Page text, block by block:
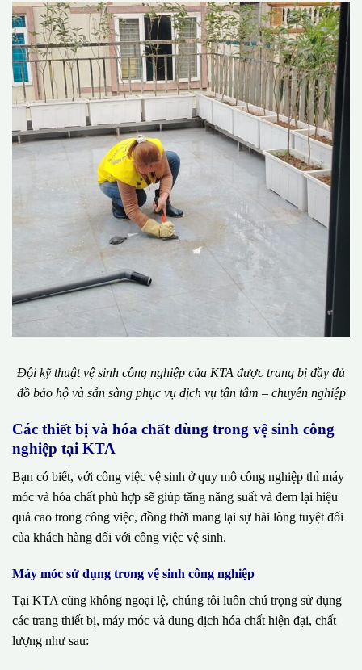
Đội kỹ thuật vệ sinh công nghiệp của KTA được trang bị đầy đủ
đồ bảo hộ và sẵn sàng phục vụ dịch vụ tận tâm – chuyên nghiệp
Các thiết bị và hóa chất dùng trong vệ sinh công
nghiệp tại KTA
Bạn có biết, với công việc vệ sinh ở quy mô công nghiệp thì máy
móc và hóa chất phù hợp sẽ giúp tăng năng suất và đem lại hiệu
quả cao trong công việc, đồng thời mang lại sự hài lòng tuyệt đối
của khách hàng đối với công việc vệ sinh.
Máy móc sử dụng trong vệ sinh công nghiệp
Tại KTA cũng không ngoại lệ, chúng tôi luôn chú trọng sử dụng
các trang thiết bị, máy móc và dung dịch hóa chất hiện đại, chất
lượng như sau: